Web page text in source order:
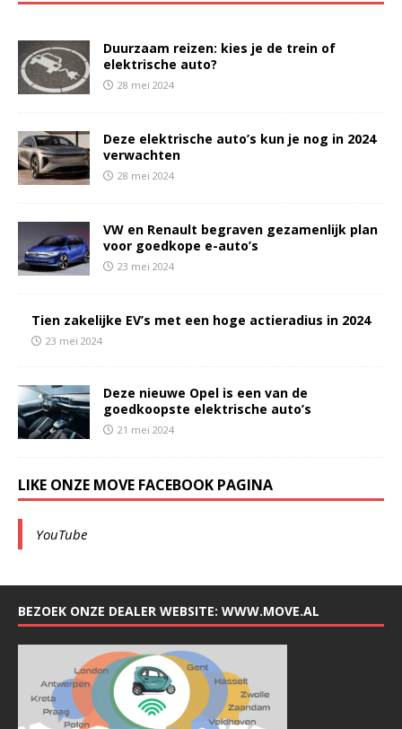
Duurzaam reizen: kies je de trein of
elektrische auto?
28 mei 2024
Deze elektrische auto’s kun je nog in 2024
verwachten
28 mei 2024
VW en Renault begraven gezamenlijk plan
voor goedkope e-auto’s
23 mei 2024
Tien zakelijke EV’s met een hoge actieradius in 2024
23 mei 2024
Deze nieuwe Opel is een van de
goedkoopste elektrische auto’s
21 mei 2024
LIKE ONZE MOVE FACEBOOK PAGINA
YouTube
BEZOEK ONZE DEALER WEBSITE: WWW.MOVE.AL